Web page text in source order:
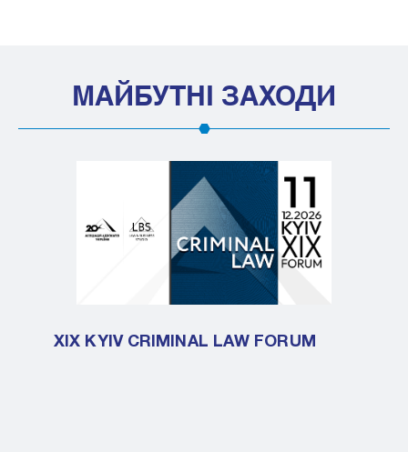
МАЙБУТНІ ЗАХОДИ
XIX KYIV CRIMINAL LAW FORUM